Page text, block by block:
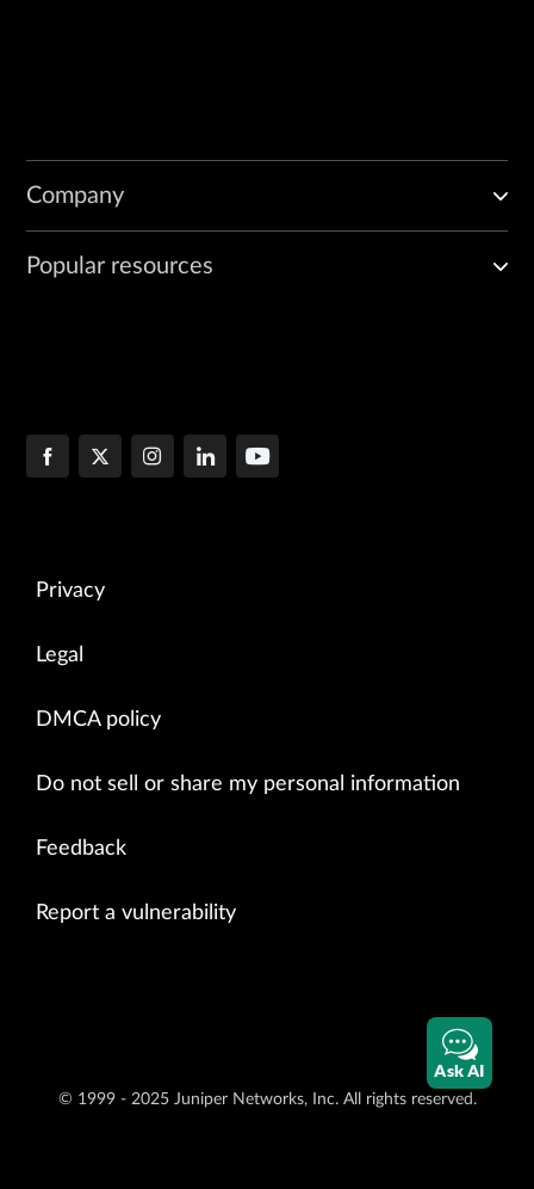
Company
Popular resources
Privacy
Legal
DMCA policy
Do not sell or share my personal information
Feedback
Report a vulnerability
© 1999 - 2025 Juniper Networks, Inc. All rights reserved.
Ask AI